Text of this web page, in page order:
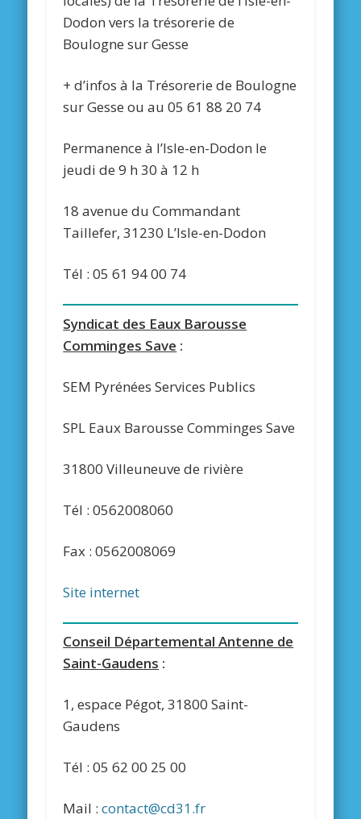
Dodon vers la trésorerie de
Boulogne sur Gesse
+ d’infos à la Trésorerie de Boulogne
sur Gesse ou au 05 61 88 20 74
Permanence à l’Isle-en-Dodon le
jeudi de 9 h 30 à 12 h
18 avenue du Commandant
Taillefer, 31230 L’Isle-en-Dodon
Tél : 05 61 94 00 74
Syndicat des Eaux Barousse
Comminges Save :
SEM Pyrénées Services Publics
SPL Eaux Barousse Comminges Save
31800 Villeuneuve de rivière
Tél : 0562008060
Fax : 0562008069
Site internet
Conseil Départemental Antenne de
Saint-Gaudens :
1, espace Pégot, 31800 Saint-
Gaudens
Tél : 05 62 00 25 00
Mail :contact@cd31.fr